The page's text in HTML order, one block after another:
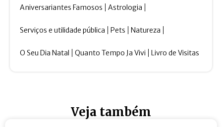
Aniversariantes Famosos Astrologia
Serviços e utilidade pública Pets Natureza
O Seu Dia Natal Quanto Tempo Ja Vivi Livro de Visitas
Veja também